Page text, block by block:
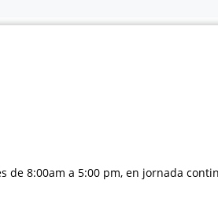
de 8:00am a 5:00 pm, en jornada